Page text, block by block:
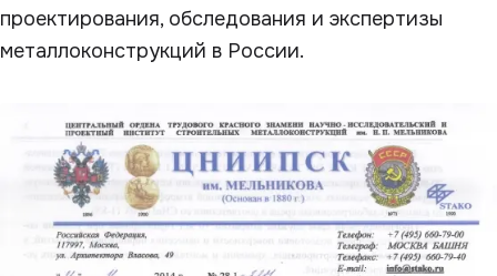
проектирования, обследования и экспертизы
металлоконструкций в России.